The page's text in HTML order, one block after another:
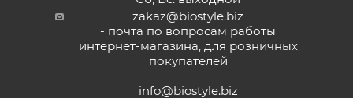
zakaz@biostyle.biz
- почта по вопросам работы
интернет-магазина, для розничных
покупателей
info@biostyle.biz